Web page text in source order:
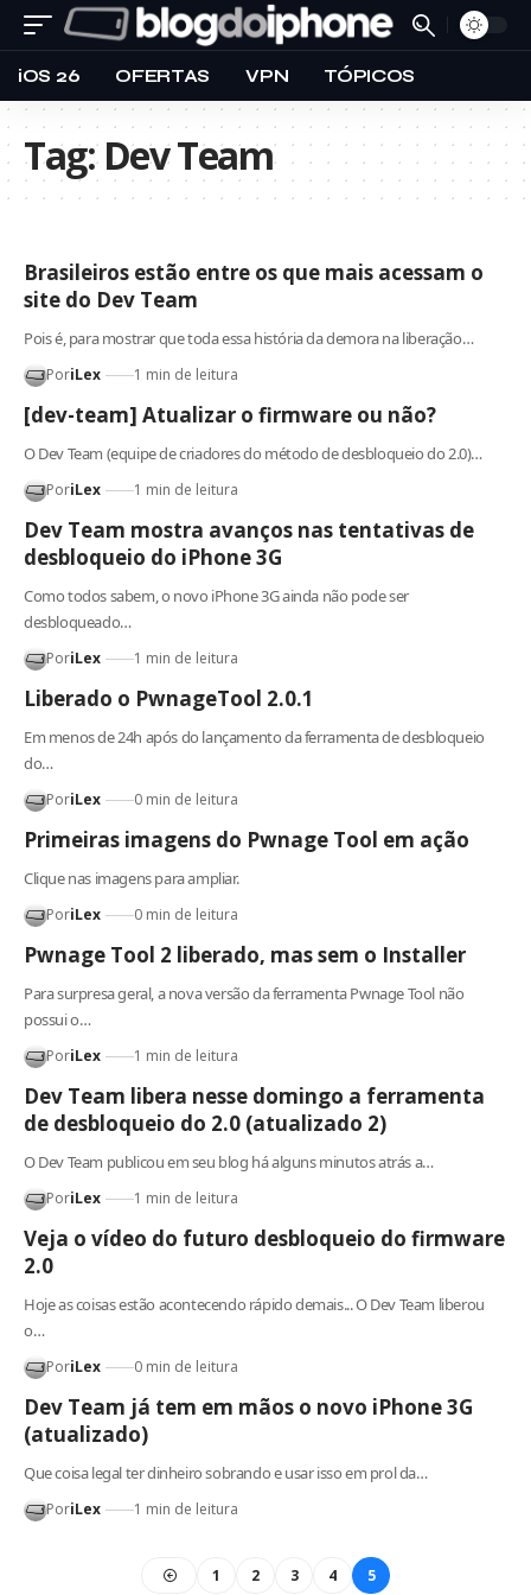
iOS 26 OFERTAS VPN TÓPICOS
Tag:Dev Team
Brasileiros estão entre os que mais acessam o
site do Dev Team
Pois é, para mostrar que toda essa história da demora na liberação…
PoriLex 1 min de leitura
[dev-team] Atualizar o firmware ou não?
O Dev Team (equipe de criadores do método de desbloqueio do 2.0)…
PoriLex 1 min de leitura
Dev Team mostra avanços nas tentativas de
desbloqueio do iPhone 3G
Como todos sabem, o novo iPhone 3G ainda não pode ser
desbloqueado…
PoriLex 1 min de leitura
Liberado o PwnageTool 2.0.1
Em menos de 24h após do lançamento da ferramenta de desbloqueio
do…
PoriLex 0 min de leitura
Primeiras imagens do Pwnage Tool em ação
Clique nas imagens para ampliar.
PoriLex 0 min de leitura
Pwnage Tool 2 liberado, mas sem o Installer
Para surpresa geral, a nova versão da ferramenta Pwnage Tool não
possui o…
PoriLex 1 min de leitura
Dev Team libera nesse domingo a ferramenta
de desbloqueio do 2.0 (atualizado 2)
O Dev Team publicou em seu blog há alguns minutos atrás a…
PoriLex 1 min de leitura
Veja o vídeo do futuro desbloqueio do firmware
2.0
Hoje as coisas estão acontecendo rápido demais... O Dev Team liberou
o…
PoriLex 0 min de leitura
Dev Team já tem em mãos o novo iPhone 3G
(atualizado)
Que coisa legal ter dinheiro sobrando e usar isso em prol da…
PoriLex 1 min de leitura
1 2 3 4 5